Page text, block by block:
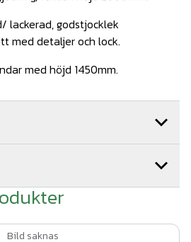
lackerad, godstjocklek
med detaljer och lock.
med höjd 1450mm.
ta hänsyn till: underlag, lutning
Se filen Planera
fliken Produktblad för tips
Bild saknas